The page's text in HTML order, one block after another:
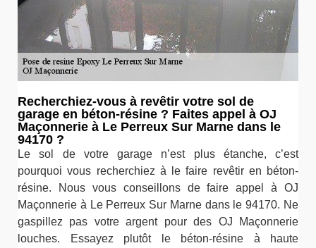
Recherchiez-vous à revêtir votre sol de
garage en béton-résine ? Faites appel à OJ
Maçonnerie à Le Perreux Sur Marne dans le
94170 ?
Le sol de votre garage n’est plus étanche, c’est
pourquoi vous recherchiez à le faire revêtir en béton-
résine. Nous vous conseillons de faire appel à OJ
Maçonnerie à Le Perreux Sur Marne dans le 94170. Ne
gaspillez pas votre argent pour des OJ Maçonnerie
louches. Essayez plutôt le béton-résine à haute